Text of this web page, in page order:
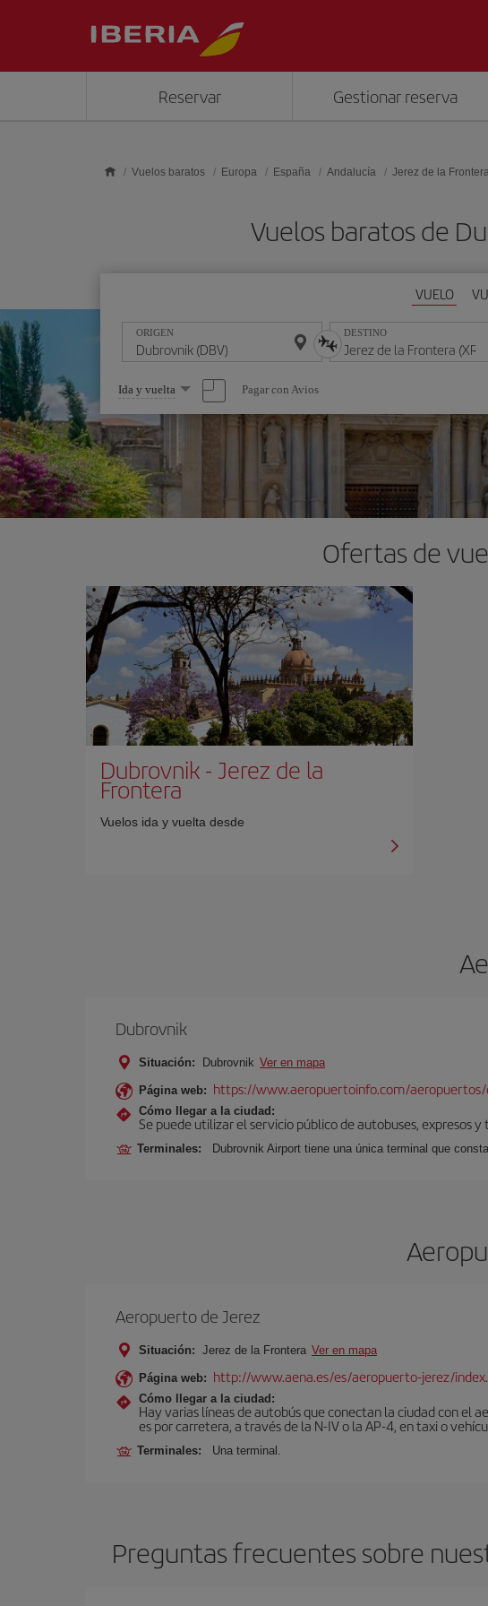
Reservar Gestionar reserva
Vuelos baratos Europa España Andalucía Jerez de la
Vuelos baratos de
VUELO
ORIGEN DESTINO
Seleccione
una
opción
Ida y vuelta Pagar con Avios
Ofertas de
Dubrovnik- Jerez de la
Frontera
Vuelos ida y vuelta desde
Dubrovnik
Situación: Dubrovnik Ver en mapa
Página web: https://www.aeropuertoinfo.com/
Cómo llegar a la ciudad:
Se puede utilizar el servicio público de autobuses, expresos
Terminales: Dubrovnik Airport tiene una única terminal que
Aeropuerto de Jerez
Situación: Jerez de la Frontera Ver en mapa
Página web: http://www.aena.es/es/aeropuerto-jerez/
Cómo llegar a la ciudad:
Hay varias líneas de autobús que conectan la ciudad con el
es por carretera, a través de la N-IV o la AP-4, en taxi o
Terminales: Una terminal.
Preguntas frecuentes sobre